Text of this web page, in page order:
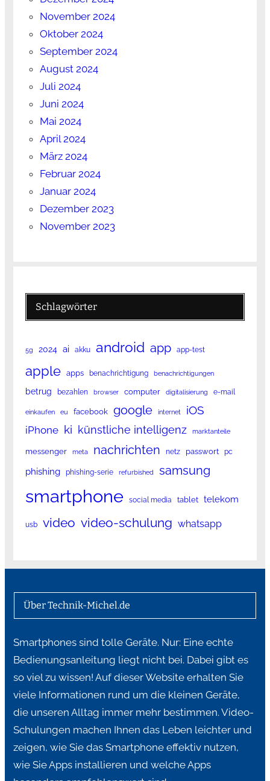
November 2024
Oktober 2024
September 2024
August 2024
Juli 2024
Juni 2024
Mai 2024
April 2024
März 2024
Februar 2024
Januar 2024
Dezember 2023
November 2023
Schlagwörter
5g 2024 ai akku android app app-test
apple apps benachrichtigung benachrichtigungen
betrug bezahlen browser computer digitalisierung e-mail
einkaufen eu facebook google internet iOS
iPhone ki künstliche intelligenz marktanteile
messenger meta nachrichten netz passwort pc
phishing phishing-serie refurbished samsung
smartphone social media tablet telekom
usb video video-schulung whatsapp
Über Technik-Michel.de
Smartphones sind tolle Geräte. Nur: Eine echte
Bedienungsanleitung liegt nicht bei. Dabei gibt es
so viel zu wissen! Auf dieser Website erhalten Sie
viele Informationen rund um die kleinen Geräte,
die unseren Alltag immer mehr bestimmen. Video-
Schulungen machen Ihnen das Leben leichter und
zeigen, wie Sie das Smartphone effektiv nutzen,
wie Sie Apps installieren und welche Apps